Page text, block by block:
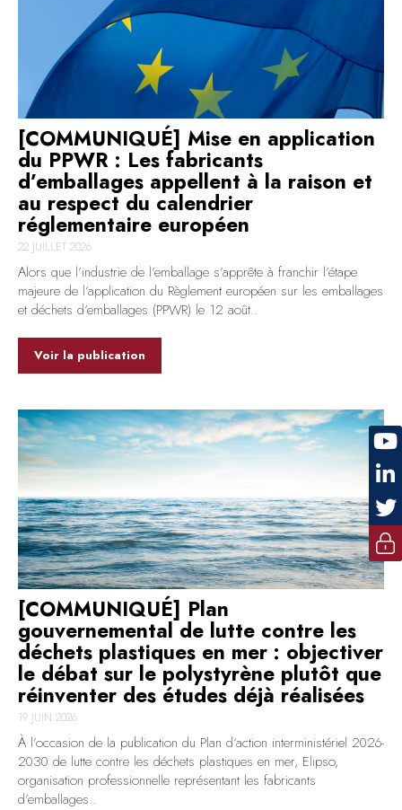
[COMMUNIQUÉ] Mise en application
du PPWR : Les fabricants
d’emballages appellent à la raison et
au respect du calendrier
réglementaire européen
22 JUILLET 2026
Alors que l’industrie de l’emballage s’apprête à franchir l’étape
majeure de l’application du Règlement européen sur les emballages
et déchets d’emballages (PPWR) le 12 août..
Voir la publication
[COMMUNIQUÉ] Plan
gouvernemental de lutte contre les
déchets plastiques en mer : objectiver
le débat sur le polystyrène plutôt que
réinventer des études déjà réalisées
19 JUIN 2026
À l’occasion de la publication du Plan d’action interministériel 2026-
2030 de lutte contre les déchets plastiques en mer, Elipso,
organisation professionnelle représentant les fabricants
d’emballages..